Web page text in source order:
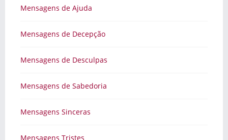
Mensagens de Ajuda
Mensagens de Decepção
Mensagens de Desculpas
Mensagens de Sabedoria
Mensagens Sinceras
Mensagens Tristes